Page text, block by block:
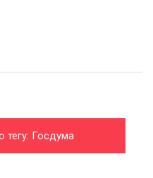
тегу: Госдума